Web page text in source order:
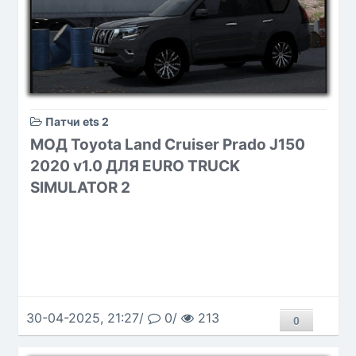
Патчи ets 2
МОД Toyota Land Cruiser Prado J150
2020 v1.0 ДЛЯ EURO TRUCK
SIMULATOR 2
30-04-2025, 21:27/ 0/ 213 0